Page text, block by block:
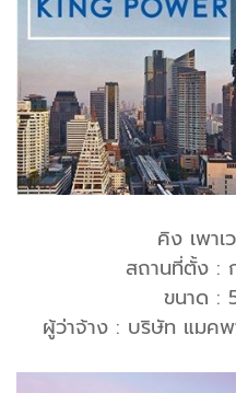
คิง เพา
สถานที่ตั้ง :
ขนาด :
ผู้ว่าจ้าง : บริษัท แมคพ